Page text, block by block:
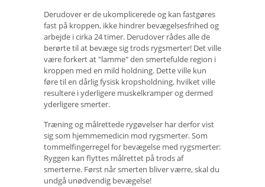
Derudover er de ukomplicerede og kan fastgøres
fast på kroppen, ikke hindrer bevægelsesfrihed og
arbejde i cirka 24 timer. Derudover rådes alle de
berørte til at bevæge sig trods rygsmerter! Det ville
være forkert at "lamme" den smertefulde region i
kroppen med en mild holdning. Dette ville kun
føre til en dårlig fysisk kropsholdning, hvilket ville
resultere i yderligere muskelkramper og dermed
yderligere smerter.
Træning og målrettede rygøvelser har derfor vist
sig som hjemmemedicin mod rygsmerter. Som
tommelfingerregel for bevægelse med rygsmerter:
Ryggen kan flyttes målrettet på trods af
smerterne. Først når smerten bliver værre, skal du
undgå unødvendig bevægelse!